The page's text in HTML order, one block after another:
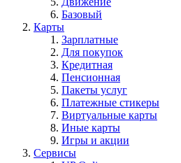
Базовый
Карты
Зарплатные
Для покупок
Кредитная
Пенсионная
Пакеты услуг
Платежные стикеры
Виртуальные карты
Иные карты
Игры и акции
Сервисы